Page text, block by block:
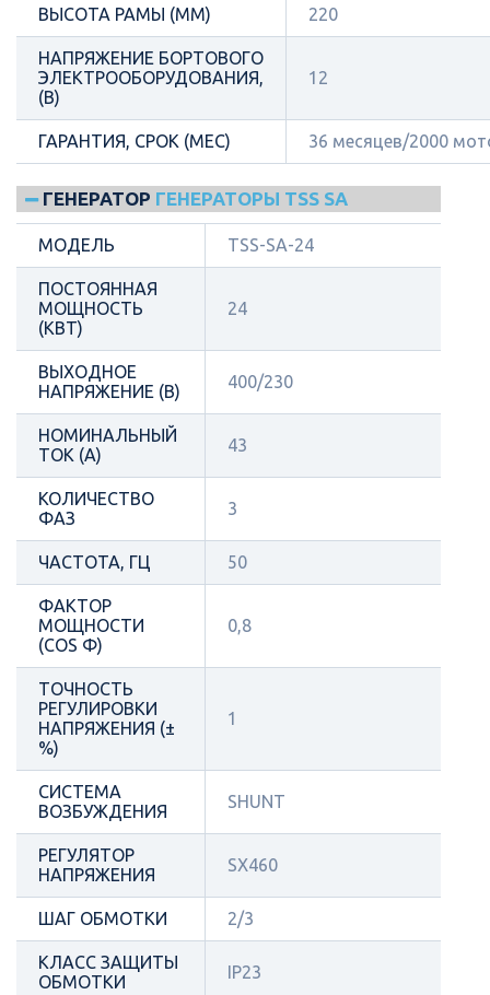
ВЫСОТА РАМЫ (ММ) 220
НАПРЯЖЕНИЕ БОРТОВОГО
ЭЛЕКТРООБОРУДОВАНИЯ,
(В)
12
ГАРАНТИЯ, СРОК (МЕС) 36 месяцев/2000
ГЕНЕРАТОР ГЕНЕРАТОРЫ TSS SA
МОДЕЛЬ TSS-SA-24
ПОСТОЯННАЯ
МОЩНОСТЬ
(КВТ)
24
ВЫХОДНОЕ
НАПРЯЖЕНИЕ (В)
400/230
НОМИНАЛЬНЫЙ
ТОК (А)
43
КОЛИЧЕСТВО
ФАЗ
3
ЧАСТОТА, ГЦ 50
ФАКТОР
МОЩНОСТИ
(COS Φ)
0,8
ТОЧНОСТЬ
РЕГУЛИРОВКИ
НАПРЯЖЕНИЯ (±
%)
1
СИСТЕМА
ВОЗБУЖДЕНИЯ
SHUNT
РЕГУЛЯТОР
НАПРЯЖЕНИЯ
SX460
ШАГ ОБМОТКИ 2/3
КЛАСС ЗАЩИТЫ
ОБМОТКИ
IP23